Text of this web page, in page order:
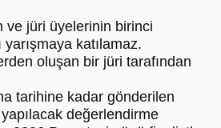
ve jüri üyelerinin birinci
katılamaz.
oluşan bir jüri tarafından
tarihine kadar gönderilen
değerlendirme